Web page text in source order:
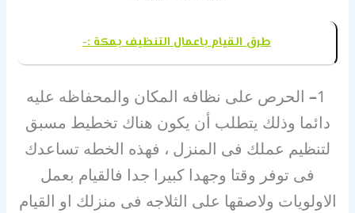
طرق القيام باعمال التنظيف بمكة :-
– الحرص على نظافه المكان والمحفاظه عليه
دائما وذلك يتطلب أن يكون هناك تخطيط مسبق
لتنظيم عملك فى المنزل ، فهذه الخطه تساعدك
فى توفر وقتا وجهدا كبيرا جدا فالقيام بعمل
الاولويات ولاصقها على الثلاجه فى منزلك او القيام